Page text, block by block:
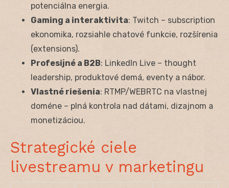
potenciálna energia.
Gaming a interaktivita: Twitch – subscription
ekonomika, rozsiahle chatové funkcie, rozšírenia
(extensions).
Profesijné a B2B: LinkedIn Live – thought
leadership, produktové demá, eventy a nábor.
Vlastné riešenia: RTMP/WEBRTC na vlastnej
doméne – plná kontrola nad dátami, dizajnom a
monetizáciou.
Strategické ciele
livestreamu v marketingu